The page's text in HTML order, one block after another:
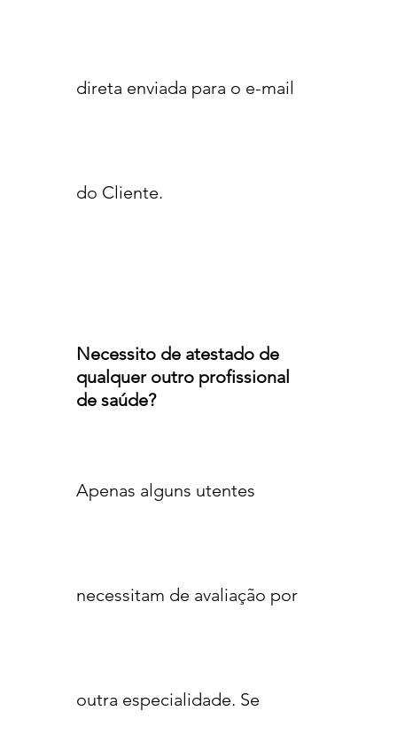
direta enviada para o e-mail
do Cliente.
Necessito de atestado de
qualquer outro profissional
de saúde?
Apenas alguns utentes
necessitam de avaliação por
outra especialidade. Se